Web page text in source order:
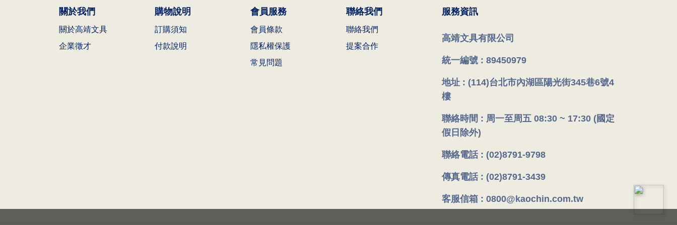
關於我們
關於高靖文具
企業徵才
購物說明
訂購須知
付款說明
會員服務
會員條款
隱私權保護
常見問題
聯絡我們
聯絡我們
提案合作
服務資訊
高靖文具有限公司
統一編號 : 89450979
地址 : (114)台北市內湖區陽光街345巷6號4
樓
聯絡時間 : 周一至周五 08:30 ~ 17:30 (國定
假日除外)
聯絡電話 : (02)8791-9798
傳真電話 : (02)8791-3439
客服信箱 : 0800@kaochin.com.tw